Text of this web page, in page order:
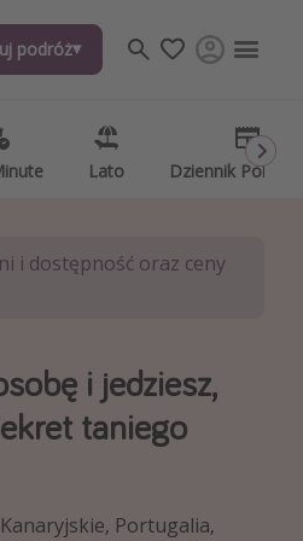
podróż
Lato Dziennik
podróż
Lato Dziennik
i dostępność oraz ceny
i jedziesz,
taniego
Portugalia,